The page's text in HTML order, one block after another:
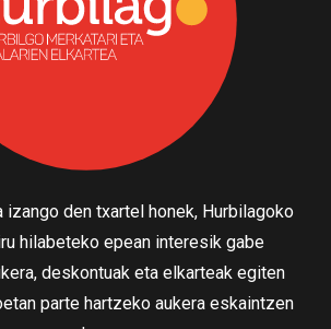
izango den txartel honek, Hurbilagoko
hilabeteko epean interesik gabe
deskontuak eta elkarteak egiten
parte hartzeko aukera eskaintzen